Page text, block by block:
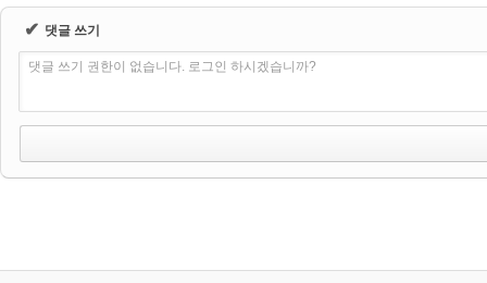
✔ 댓글 쓰기
댓글 쓰기 권한이 없습니다. 로그인 하시겠습니까?